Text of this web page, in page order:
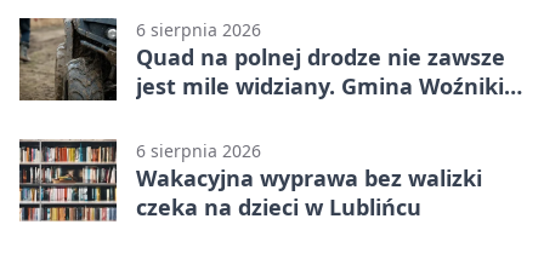
6 sierpnia 2026
Quad na polnej drodze nie zawsze
jest mile widziany. Gmina Woźniki
6 sierpnia 2026
Wakacyjna wyprawa bez walizki
czeka na dzieci w Lublińcu